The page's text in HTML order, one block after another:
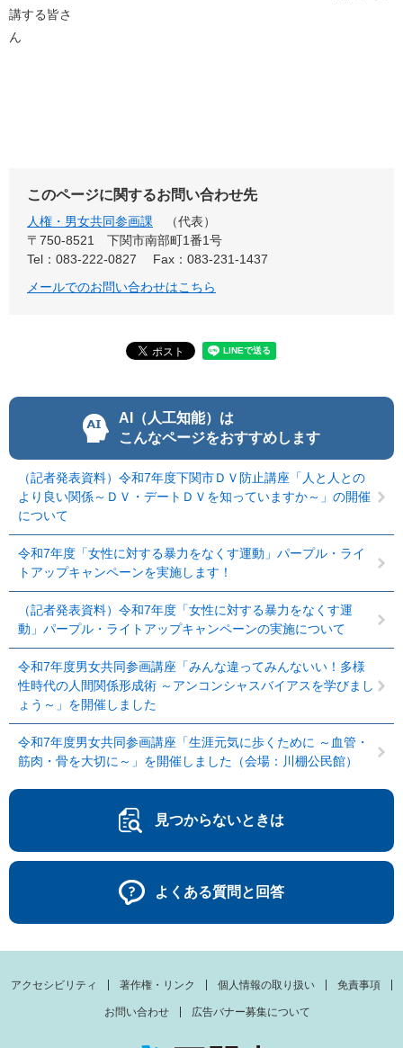
講する皆さ
ん
このページに関するお問い合わせ先
人権・男女共同参画課
代表
〒750-8521
下関市南部町1番1号
Tel：083-222-0827
Fax：083-231-1437
メールでのお問い合わせはこちら
AI（人工知能）は
こんなページをおすすめします
（記者発表資料）令和7年度下関市ＤＶ防止講座「人と人との
より良い関係～ＤＶ・デートＤＶを知っていますか～」の開催
について
令和7年度「女性に対する暴力をなくす運動」パープル・ライ
トアップキャンペーンを実施します！
（記者発表資料）令和7年度「女性に対する暴力をなくす運
動」パープル・ライトアップキャンペーンの実施について
令和7年度男女共同参画講座「みんな違ってみんないい！多様
性時代の人間関係形成術 ～アンコンシャスバイアスを学びまし
ょう～」を開催しました
令和7年度男女共同参画講座「生涯元気に歩くために ～血管・
筋肉・骨を大切に～」を開催しました（会場：川棚公民館）
見つからないときは
よくある質問と回答
アクセシビリティ 著作権・リンク 個人情報の取り扱い 免責事項
お問い合わせ 広告バナー募集について